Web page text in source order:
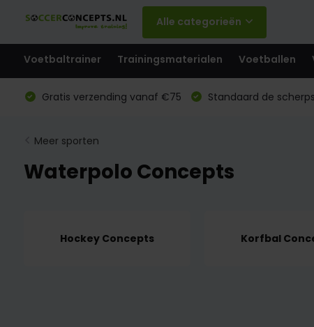
Alle categorieën
Voetbaltrainer Trainingsmaterialen Voetballen
Gratis verzending vanaf €75 Standaard de
Meer sporten
Waterpolo Concepts
Hockey Concepts Korfbal